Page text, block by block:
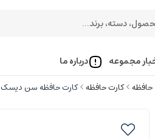
مجموعه درباره ما
حافظه کارت حافظه کارت حافظه سن دیسک microSDXC Extreme Pro V30 A2 256gb